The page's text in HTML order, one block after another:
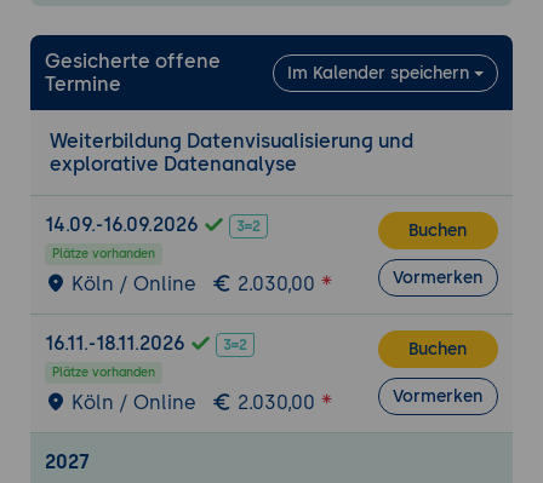
Integration von geografischen Daten in
interaktive Visualisierungen.
Verständnis von Visualisierungen und
Ableitung von Erkenntnissen und
Hypothesen aus den Daten.
Kommunikation der Ergebnisse an
Stakeholder.
Identifizierung von Ausreißern und Anomalien:
Definition von Ausreißern und Anomalien.
Anwendung statistischer Methoden zur
Erkennung.
Gesicherte offene
Termine
Im Kalender speichern
Weiterbildung Datenvisualisierung und
explorative Datenanalyse
14.09.-16.09.2026
Plätze vorhanden
Köln / Online 2.030,00
Buchen
Vormerken
16.11.-18.11.2026
Plätze vorhanden
Köln / Online 2.030,00
Buchen
Vormerken
2027